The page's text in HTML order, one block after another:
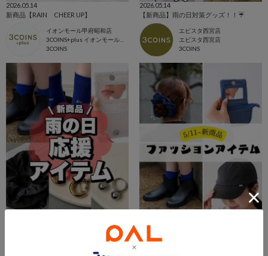
2026.05.14
新商品【RAIN CHEER UP】
イオンモール甲府昭和店
3COINS+plus イオンモール甲府昭和店
3COINS
2026.05.14
【新商品】雨の日対策グッズ！！☔️
エビスタ西宮店
エビスタ西宮店
3COINS
【新商品】5/11〜Rain Cheer Up☔️
ジョイナステラス二俣川店
2026.05.13
【新商品】5/11~ファッションアイテム